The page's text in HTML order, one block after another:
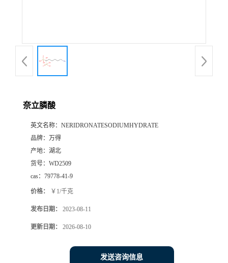
奈立膦酸
英文名称： NERIDRONATESODIUMHYDRATE
品牌： 万得
产地： 湖北
货号： WD2509
cas： 79778-41-9
价格： ￥1/千克
发布日期： 2023-08-11
更新日期： 2026-08-10
发送咨询信息